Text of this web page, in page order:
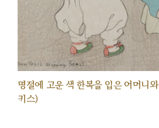
명절에 고운 색 한복을 입은 어머니
키스)